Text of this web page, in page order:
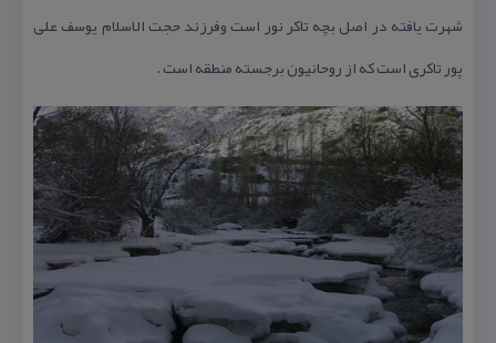
شهرت یافته در اصل بچه تاكر نور است وفرزند حجت الاسلام یوسف علی
پور تاكری است كه از روحانیون برجسته منطقه است .